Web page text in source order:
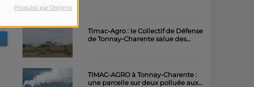
Propulsé par Orejime
Timac-Agro : le Collectif de Défense
de Tonnay-Charente salue des
TIMAC-AGRO à Tonnay-Charente :
une parcelle sur deux polluée aux